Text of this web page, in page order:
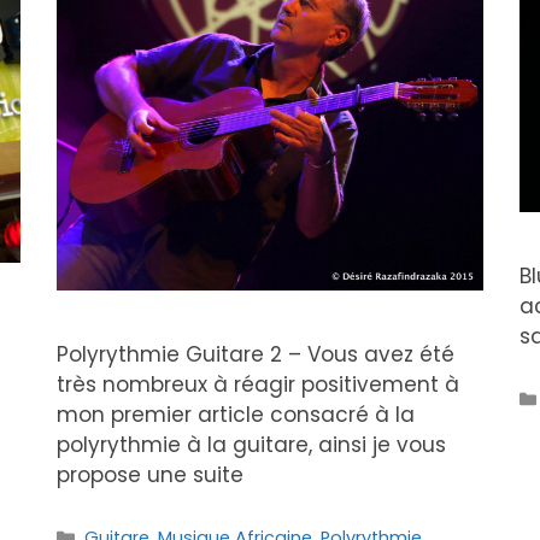
Polyrythmie Guitare 2 – Vous avez été
très nombreux à réagir positivement à
mon premier article consacré à la
polyrythmie à la guitare, ainsi je vous
propose une suite